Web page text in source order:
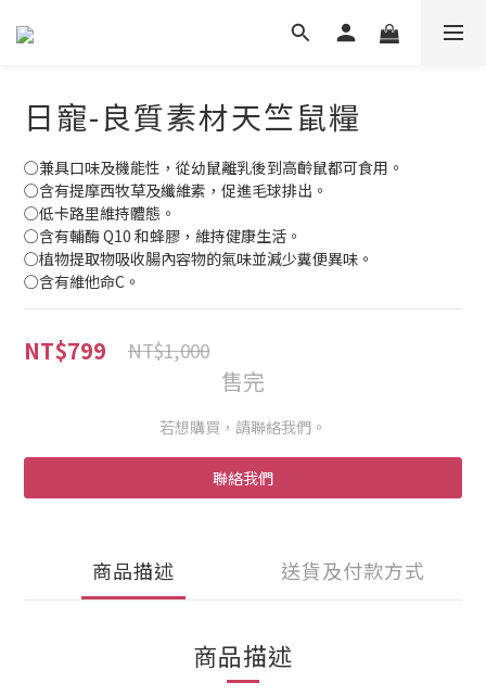
日寵-良質素材天竺鼠糧
○兼具口味及機能性，從幼鼠離乳後到高齡鼠都可食用。
○含有提摩西牧草及纖維素，促進毛球排出。
○低卡路里維持體態。
○含有輔酶 Q10 和蜂膠，維持健康生活。
○植物提取物吸收腸內容物的氣味並減少糞便異味。
○含有維他命C。
NT$799 NT$1,000
售完
若想購買，請聯絡我們。
聯絡我們
商品描述 送貨及付款方式
商品描述